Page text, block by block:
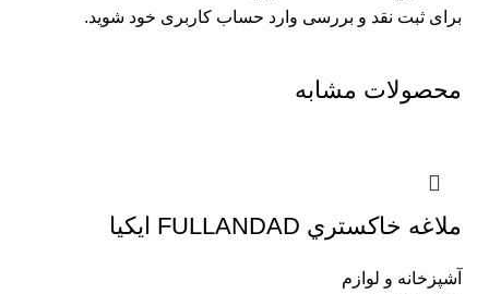
برای ثبت نقد و بررسی وارد حساب کاربری خود شوید.
محصولات مشابه
ملاغه خاكستري FULLANDAD ايكيا
آشپزخانه و لوازم